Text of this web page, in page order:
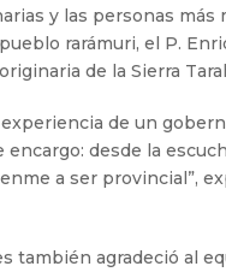
y las personas
rarámuri, el P.
de la Sierra
de un
encargo: desde la
a ser provincial”,
también agradeció al